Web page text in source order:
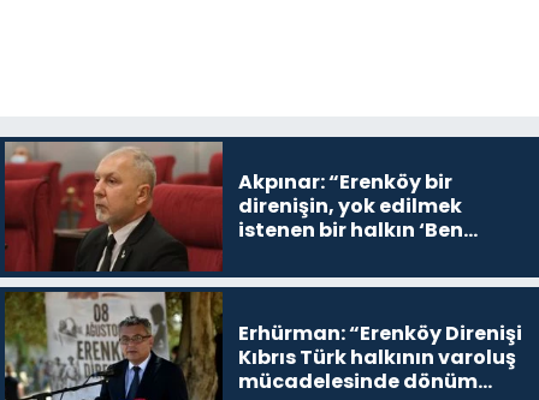
Akpınar: “Erenköy bir
direnişin, yok edilmek
istenen bir halkın ‘Ben
devam edeceğim’ dediği
Erhürman: “Erenköy Direnişi
Kıbrıs Türk halkının varoluş
mücadelesinde dönüm